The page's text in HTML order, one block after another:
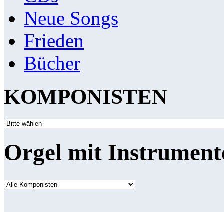
Neue Songs
Frieden
Bücher
KOMPONISTEN
Orgel mit